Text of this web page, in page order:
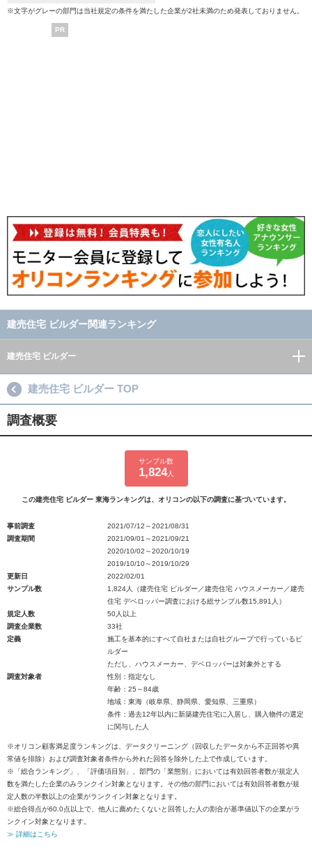
※文字がグレーの部門は当社規定の条件を満たした企業が2社未満のため発表しておりません。
PR
建売住宅 ビルダー関連ランキング
建売住宅 ビルダー
建売住宅 ビルダー TOP
調査概要
サンプル数
1,824人
この建売住宅 ビルダー 東海ランキングは、オリコンの以下の調査に基づいています。
事前調査
2021/07/12～2021/08/31
調査期間
2021/09/01～2021/09/21
2020/10/02～2020/10/19
2019/10/10～2019/10/29
更新日
2022/02/01
サンプル数
1,824人（建売住宅 ビルダー／建売住宅 ハウスメーカー／建売
住宅 デベロッパー調査における総サンプル数15,891人）
規定人数
50人以上
調査企業数
33社
定義
施工を基本的にすべて自社または自社グループで行っているビ
ルダー
ただし、ハウスメーカー、デベロッパーは対象外とする
調査対象者
性別：指定なし
年齢：25～84歳
地域：東海（岐阜県、静岡県、愛知県、三重県）
条件：過去12年以内に新築建売住宅に入居し、購入物件の選定
に関与した人
※オリコン顧客満足度ランキングは、データクリーニング（回収したデータから不正回答や異
常値を排除）および調査対象者条件から外れた回答を除外した上で作成しています。
※「総合ランキング」、「評価項目別」、部門の「業態別」においては有効回答者数が規定人
数を満たした企業のみランクイン対象となります。その他の部門においては有効回答者数が規
定人数の半数以上の企業がランクイン対象となります。
※総合得点が60.0点以上で、他人に薦めたくないと回答した人の割合が基準値以下の企業がラ
ンクイン対象となります。
≫ 詳細はこちら